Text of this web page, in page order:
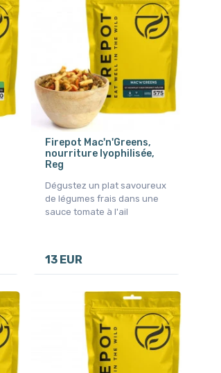
Firepot Mac'n'Greens,
nourriture lyophilisée,
Reg
Dégustez un plat savoureux
de légumes frais dans une
sauce tomate à l'ail
13 EUR